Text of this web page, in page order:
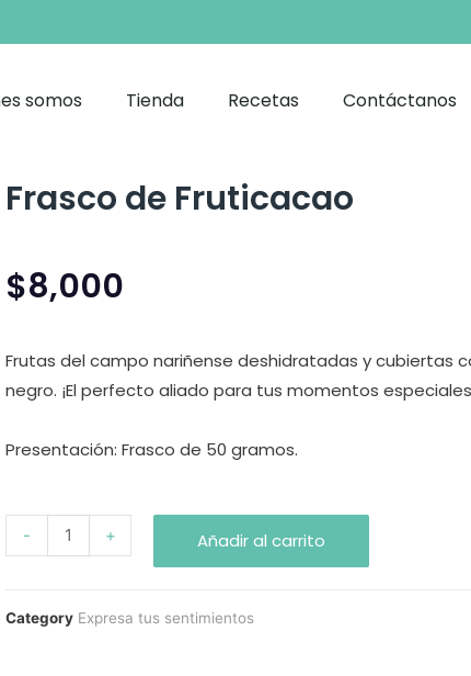
somos Tienda Recetas Contáctanos
Frasco de Fruticacao
$8,000
Frutas del campo nariñense deshidratadas y cubiertas
negro. ¡El perfecto aliado para tus momentos
Presentación: Frasco de 50 gramos.
- + Añadir al carrito
Category Expresa tus sentimientos